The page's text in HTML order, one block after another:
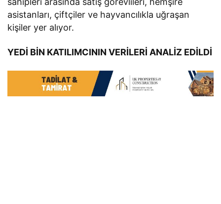
asistanları, çiftçiler ve hayvancılıkla uğraşan
kişiler yer alıyor.
YEDİ BİN KATILIMCININ VERİLERİ ANALİZ EDİLDİ